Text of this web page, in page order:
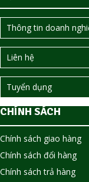
Thông tin doanh
Liên hệ
Tuyển dụng
CHÍNH SÁCH
Chính sách giao hàng
Chính sách đổi hàng
Chính sách trả hàng